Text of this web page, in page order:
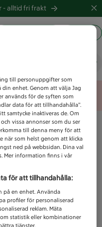
-alltid fri frakt
till personuppgifter som
enhet. Genom att välja Jag
används för de syften som
data för att tillhandahålla”.
samtycke inaktiveras de. Om
vissa annonser som du ser
till denna meny för att
när som helst genom att klicka
ned på webbsidan. Dina val
Mer information finns i vår
för att tillhandahålla:
på en enhet. Använda
profiler för personaliserad
reklam. Mäta
statistik eller kombinationer
tjänster.